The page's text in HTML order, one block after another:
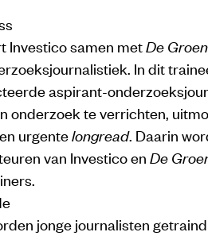
Investico samen metDe
In dit
aspirant-
onderzoek te verrichten,
urgentelongread. Daarin
van Investico enDe
jonge journalisten